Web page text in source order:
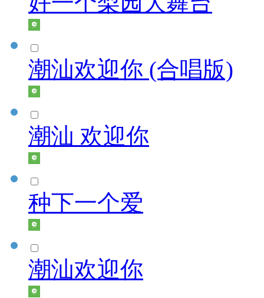
潮汕欢迎你 (合唱版)
潮汕 欢迎你
种下一个爱
潮汕欢迎你